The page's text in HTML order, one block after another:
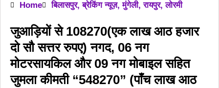
Home बिलासपुर,ब्रेकिंग न्यूज़,मुंगेली,रायपुर,लोरमी
जुआड़ियों से 108270(एक लाख आठ हजार
दो सौ सत्तर रुपए) नगद, 06 नग
मोटरसायकिल और 09 नग मोबाइल सहित
जुमला कीमती “548270” (पाँच लाख आठ